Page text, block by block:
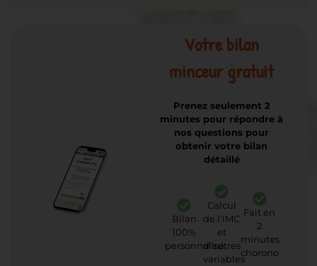
Votre bilan
minceur gratuit
Prenez seulement 2
minutes pour répondre à
nos questions pour
obtenir votre bilan
détaillé
Bilan
100%
personnalisé
Calcul
de l'IMC
et
d'autres
variables
Fait en
2
minutes
chorono